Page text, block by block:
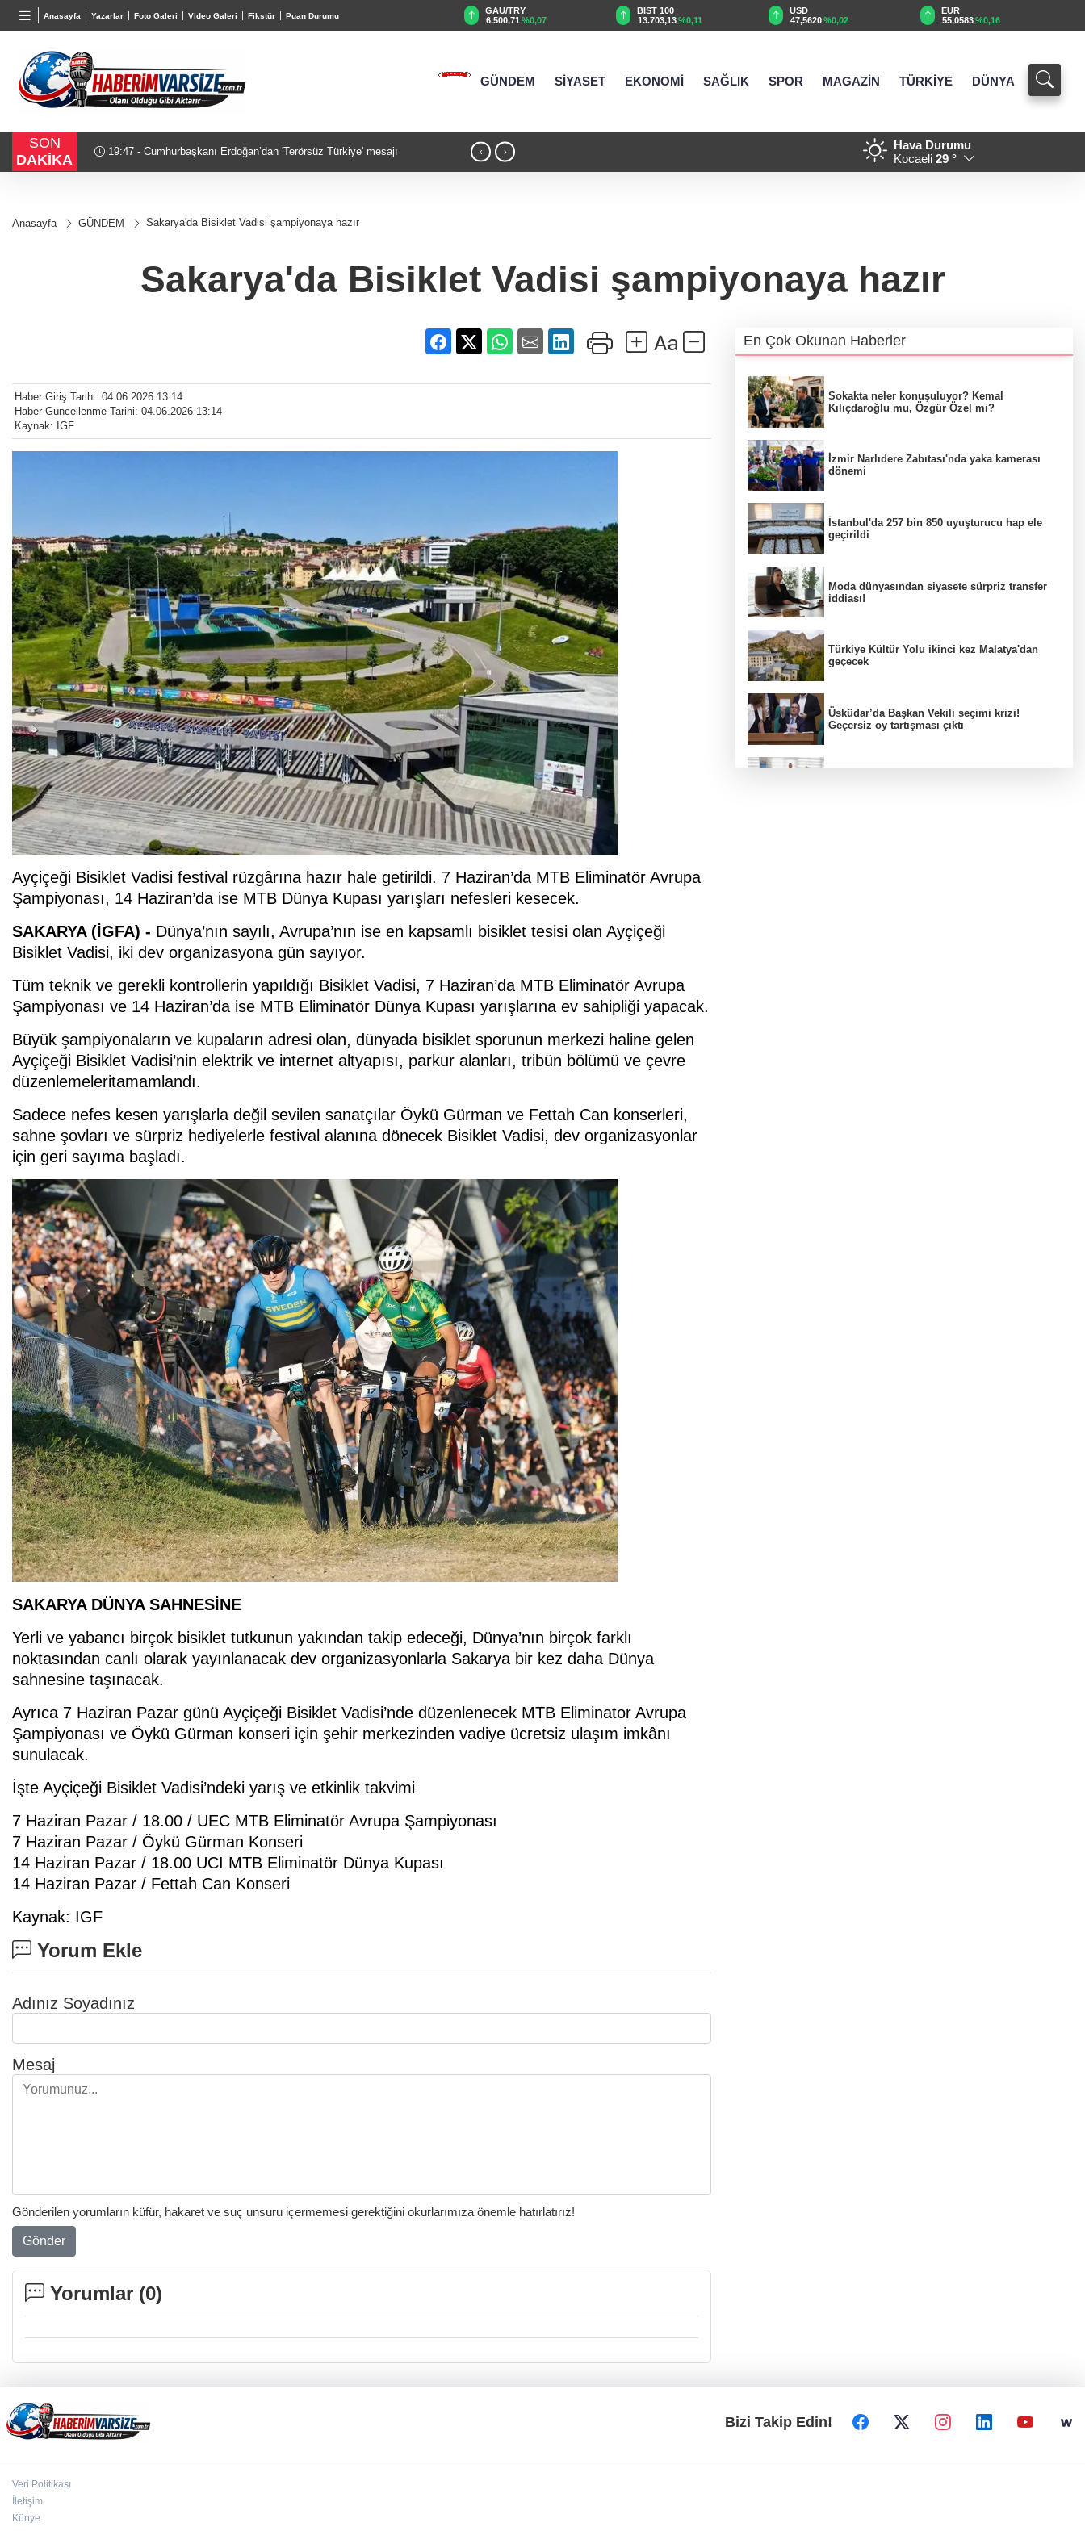
Anasayfa Yazarlar Foto Galeri Video Galeri Fikstür Puan Durumu
BGN
27,9529 %0,27
VND
0,0018%0,11
6.500,71
BIST 100
13.703,13%0,11
USD
47,5620%0,02
EUR
55,0583 %0,16
GBP
64,1693 %0,19
GÜNDEM SİYASET EKONOMİ SAĞLIK SPOR MAGAZİN TÜRKİYE DÜNYA
SON
DAKİKA
19:32 - Bilecik'te Vali Sözer'den coğrafi işaretli Kamber Biberi hasadı 19:03 - Osman Gazi platformu Eylül'de göreve başlayacak... Gabar’da günlük 19:03 - TOFAŞ potada yeni
‹ ›
Hava Durumu
Kocaeli 29 °
Anasayfa GÜNDEM Sakarya'da Bisiklet Vadisi şampiyonaya hazır
Sakarya'da Bisiklet Vadisi şampiyonaya hazır
Haber Giriş Tarihi: 04.06.2026 13:14
Haber Güncellenme Tarihi: 04.06.2026 13:14
Kaynak: IGF
Ayçiçeği Bisiklet Vadisi festival rüzgârına hazır hale getirildi. 7 Haziran’da MTB Eliminatör Avrupa
Şampiyonası, 14 Haziran’da ise MTB Dünya Kupası yarışları nefesleri kesecek.
SAKARYA (İGFA) - Dünya’nın sayılı, Avrupa’nın ise en kapsamlı bisiklet tesisi olan Ayçiçeği
Bisiklet Vadisi, iki dev organizasyona gün sayıyor.
Tüm teknik ve gerekli kontrollerin yapıldığı Bisiklet Vadisi, 7 Haziran’da MTB Eliminatör Avrupa
Şampiyonası ve 14 Haziran’da ise MTB Eliminatör Dünya Kupası yarışlarına ev sahipliği yapacak.
Büyük şampiyonaların ve kupaların adresi olan, dünyada bisiklet sporunun merkezi haline gelen
Ayçiçeği Bisiklet Vadisi’nin elektrik ve internet altyapısı, parkur alanları, tribün bölümü ve çevre
düzenlemeleritamamlandı.
Sadece nefes kesen yarışlarla değil sevilen sanatçılar Öykü Gürman ve Fettah Can konserleri,
sahne şovları ve sürpriz hediyelerle festival alanına dönecek Bisiklet Vadisi, dev organizasyonlar
için geri sayıma başladı.
SAKARYA DÜNYA SAHNESİNE
Yerli ve yabancı birçok bisiklet tutkunun yakından takip edeceği, Dünya’nın birçok farklı
noktasından canlı olarak yayınlanacak dev organizasyonlarla Sakarya bir kez daha Dünya
sahnesine taşınacak.
Ayrıca 7 Haziran Pazar günü Ayçiçeği Bisiklet Vadisi’nde düzenlenecek MTB Eliminator Avrupa
Şampiyonası ve Öykü Gürman konseri için şehir merkezinden vadiye ücretsiz ulaşım imkânı
sunulacak.
İşte Ayçiçeği Bisiklet Vadisi’ndeki yarış ve etkinlik takvimi
7 Haziran Pazar / 18.00 / UEC MTB Eliminatör Avrupa Şampiyonası
7 Haziran Pazar / Öykü Gürman Konseri
14 Haziran Pazar / 18.00 UCI MTB Eliminatör Dünya Kupası
14 Haziran Pazar / Fettah Can Konseri
Kaynak: IGF
Yorum Ekle
Adınız Soyadınız
Mesaj
Gönderilen yorumların küfür, hakaret ve suç unsuru içermemesi gerektiğini okurlarımıza önemle hatırlatırız!
Gönder
Yorumlar (0)
En Çok Okunan Haberler
Sokakta neler konuşuluyor? Kemal
Kılıçdaroğlu mu, Özgür Özel mi?
İzmir Narlıdere Zabıtası'nda yaka kamerası
dönemi
İstanbul'da 257 bin 850 uyuşturucu hap ele
geçirildi
Moda dünyasından siyasete sürpriz transfer
iddiası!
Türkiye Kültür Yolu ikinci kez Malatya'dan
geçecek
Üsküdar’da Başkan Vekili seçimi krizi!
Geçersiz oy tartışması çıktı
Bizi Takip Edin!
Veri Politikası
İletişim
Künye